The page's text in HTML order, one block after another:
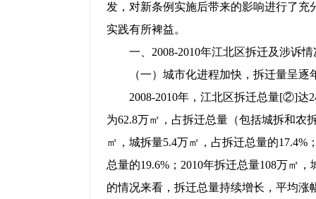
发，对新条例实施后带来的影响进行了
实践有所裨益。
一、2008-2010年江北区拆迁及涉诉情
（一）城市化进程加快，拆迁量呈逐
2008-2010年，江北区拆迁总量[②]达
为62.8万㎡，占拆迁总量（包括城拆和农
㎡，城拆量5.4万㎡，占拆迁总量的
总量的19.6%；2010年拆迁总量108万㎡
的情况来看，拆迁总量持续增长，平均涨